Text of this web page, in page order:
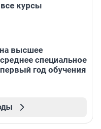
курсы
высшее
специальное
год обучения